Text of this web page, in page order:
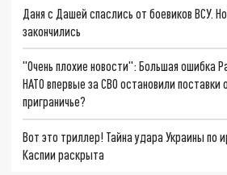
Даня с Дашей спаслись от боевиков ВСУ.
закончились
"Очень плохие новости": Большая ошибка
НАТО впервые за СВО остановили поставки
приграничье?
Вот это триллер! Тайна удара Украины по
Каспии раскрыта